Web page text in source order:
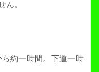
ん。
ら約一時間。下道一時